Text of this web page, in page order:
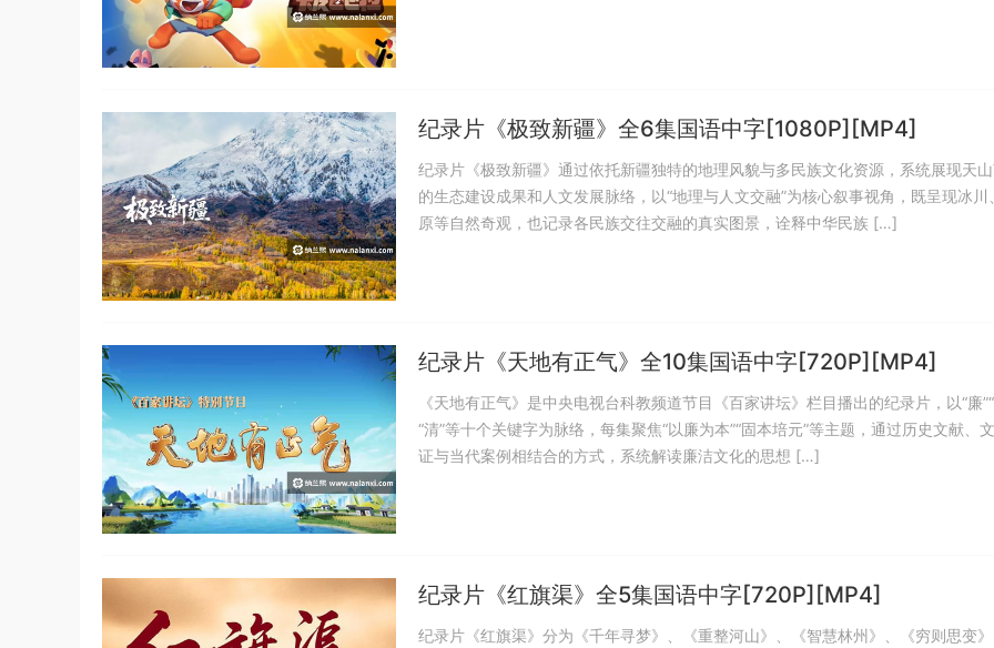
纪录片《极致新疆》全6集国语中字[1080P][MP4]
纪录片《极致新疆》通过依托新疆独特的地理风貌与多民族文化资源，系统展现天
的生态建设成果和人文发展脉络，以“地理与人文交融”为核心叙事视角，既呈现冰川
原等自然奇观，也记录各民族交往交融的真实图景，诠释中华民族 […]
纪录片《天地有正气》全10集国语中字[720P][MP4]
《天地有正气》是中央电视台科教频道节目《百家讲坛》栏目播出的纪录片，以“廉
“清”等十个关键字为脉络，每集聚焦“以廉为本”“固本培元”等主题，通过历史文献、
证与当代案例相结合的方式，系统解读廉洁文化的思想 […]
纪录片《红旗渠》全5集国语中字[720P][MP4]
纪录片《红旗渠》分为《千年寻梦》、《重整河山》、《智慧林州》、《穷则思变》